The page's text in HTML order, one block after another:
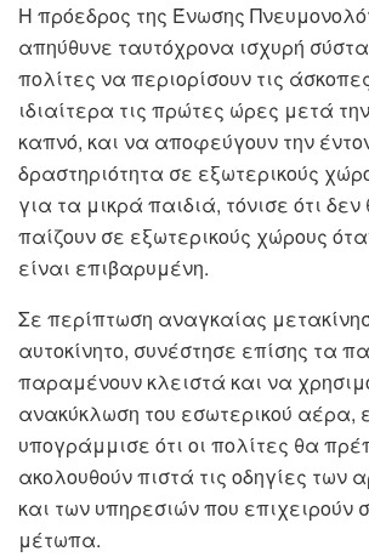
Η πρόεδρος της Ένωσης
απηύθυνε ταυτόχρονα ισχυρή
πολίτες να περιορίσουν τις
ιδιαίτερα τις πρώτες ώρες μετά
καπνό, και να αποφεύγουν την
δραστηριότητα σε εξωτερικούς
για τα μικρά παιδιά, τόνισε ότι
παίζουν σε εξωτερικούς χώρους
είναι επιβαρυμένη.
Σε περίπτωση αναγκαίας
αυτοκίνητο, συνέστησε επίσης τα
παραμένουν κλειστά και να
ανακύκλωση του εσωτερικού αέρα,
υπογράμμισε ότι οι πολίτες θα
ακολουθούν πιστά τις οδηγίες των
και των υπηρεσιών που επιχειρούν
μέτωπα.